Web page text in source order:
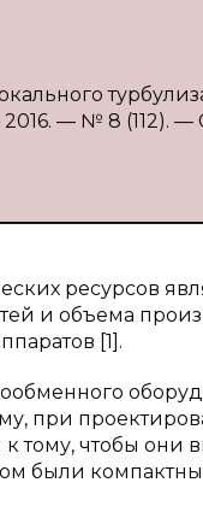
— № 8 (112). —
ресурсов
и объема
[1].
при
тому, чтобы
были